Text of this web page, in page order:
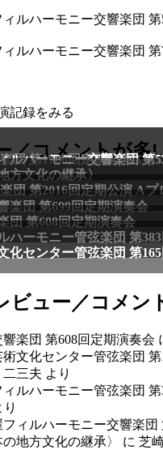
ィルハーモニー交響楽団
ィルハーモニー交響楽団
記録をみる
／コメントが多
団 第1706回定期公演Aプ
ルハーモニー交響楽団 第
方文化の継承〉
団 第2016回定期公演 Aプ
楽団 第699回定期演奏会
団 第608回定期演奏会
ハーモニー管弦楽団 第
化センター管弦楽団 第
ビュー／コメン
楽団 第608回定期演奏会
文化センター管弦楽団
三夫 より
ルハーモニー管弦楽団
り
ィルハーモニー交響楽団
の地方文化の継承〉
に 芝